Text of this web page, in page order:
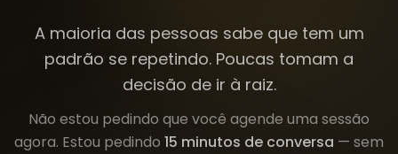
A maioria das pessoas sabe que tem um
padrão se repetindo. Poucas tomam a
decisão de ir à raiz.
Não estou pedindo que você agende uma sessão
agora. Estou pedindo 15 minutos de conversa — sem